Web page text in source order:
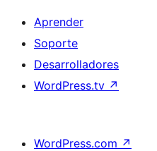
Aprender
Soporte
Desarrolladores
WordPress.tv ↗
WordPress.com ↗